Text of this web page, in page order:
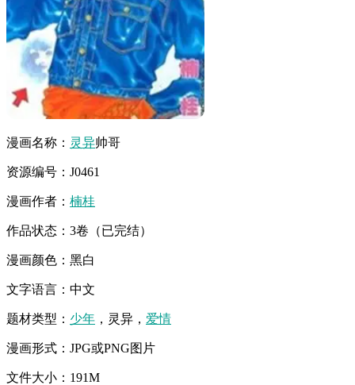
漫画名称： 灵异帅哥
资源编号：J0461
漫画作者： 楠桂
作品状态：3卷（已完结）
漫画颜色：黑白
文字语言：中文
题材类型： 少年 ，灵异， 爱情
漫画形式：JPG或PNG图片
文件大小：191M